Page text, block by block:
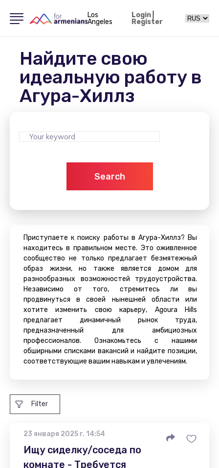
Los
Angeles
Login|
Register
Найдите свою
идеальную работу в
Агура-Хиллз
Search
Приступаете к поиску работы в Агура-Хиллз? Вы
находитесь в правильном месте. Это оживленное
сообщество не только предлагает безмятежный
образ жизни, но также является домом для
разнообразных возможностей трудоустройства.
Независимо от того, стремитесь ли вы
продвинуться в своей нынешней области или
хотите изменить свою карьеру, Agoura Hills
предлагает динамичный рынок труда,
предназначенный для амбициозных
профессионалов. Ознакомьтесь с нашими
обширными списками вакансий и найдите позиции,
соответствующие вашим навыкам и увлечениям.
Filter
23 января 2025 г. 14:54
Ищу сиделку/соседа по
комнате - Требуется